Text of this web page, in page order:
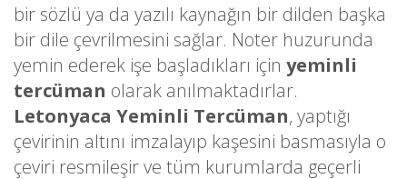
bir sözlü ya da yazılı kaynağın bir dilden başka
bir dile çevrilmesini sağlar. Noter huzurunda
yemin ederek işe başladıkları için yeminli
tercüman olarak anılmaktadırlar.
Letonyaca Yeminli Tercüman, yaptığı
çevirinin altını imzalayıp kaşesini basmasıyla o
çeviri resmileşir ve tüm kurumlarda geçerli